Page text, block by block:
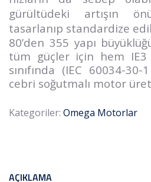
gürültüdeki artışın
tasarlanıp standardize
80’den 355 yapı
tüm güçler için hem
sınıfında (IEC 60034-
cebri soğutmalı motor
Kategoriler: Omega Motorlar
AÇIKLAMA